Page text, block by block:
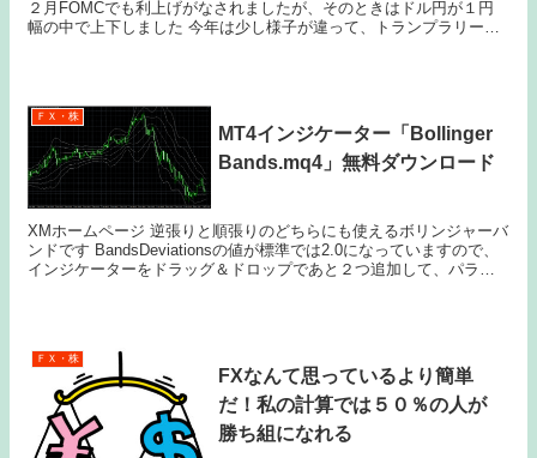
２月FOMCでも利上げがなされましたが、そのときはドル円が１円
幅の中で上下しました 今年は少し様子が違って、トランプラリー相
ＦＸ・株
MT4インジケーター「Bollinger
Bands.mq4」無料ダウンロード
XMホームページ 逆張りと順張りのどちらにも使えるボリンジャーバ
ンドです BandsDeviationsの値が標準では2.0になっていますので、
インジケーターをドラッグ＆ドロップであと２つ追加して、パラメ
ＦＸ・株
FXなんて思っているより簡単
だ！私の計算では５０％の人が
勝ち組になれる